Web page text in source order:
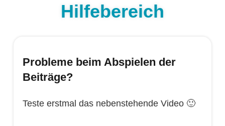
Hilfebereich
Probleme beim Abspielen der
Beiträge?
Teste erstmal das nebenstehende Video 🙂